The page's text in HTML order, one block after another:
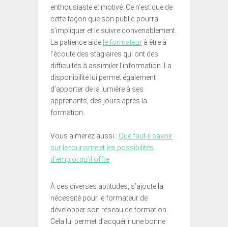
enthousiaste et motivé. Ce n’est que de
cette façon que son public pourra
s’impliquer et le suivre convenablement.
La patience aide le formateur à être à
l’écoute des stagiaires qui ont des
difficultés à assimiler l’information. La
disponibilité lui permet également
d’apporter de la lumière à ses
apprenants, des jours après la
formation.
Vous aimerez aussi : Que faut-il savoir
sur le tourisme et les possibilités
d’emploi qu’il offre
À ces diverses aptitudes, s’ajoute la
nécessité pour le formateur de
développer son réseau de formation.
Cela lui permet d’acquérir une bonne